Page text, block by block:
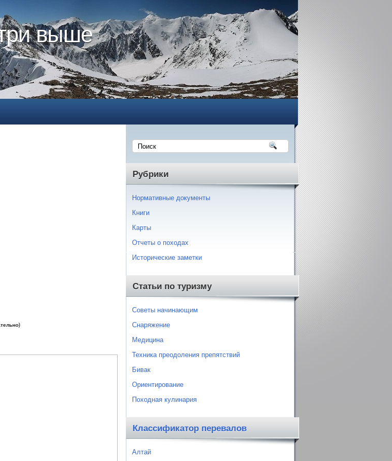
выше
Рубрики
Нормативные документы
Книги
Карты
Отчеты о походах
Исторические заметки
Статьи по туризму
Советы начинающим
Снаряжение
Медицина
Техника преодоления препятствий
Бивак
Ориентирование
Походная кулинария
Классификатор перевалов
Алтай